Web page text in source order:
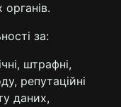
за:
штрафні,
репутаційні
даних,